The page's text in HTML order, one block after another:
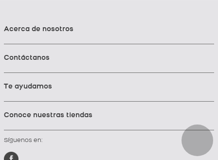
Acerca de nosotros
Contáctanos
Te ayudamos
Conoce nuestras tiendas
Síguenos en: